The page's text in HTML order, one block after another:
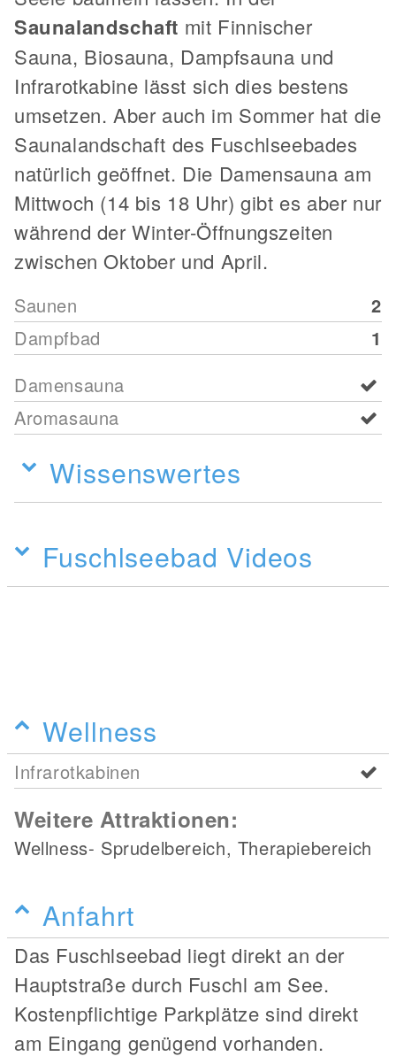
Saunalandschaft mit Finnischer
Sauna, Biosauna, Dampfsauna und
Infrarotkabine lässt sich dies bestens
umsetzen. Aber auch im Sommer hat die
Saunalandschaft des Fuschlseebades
natürlich geöffnet. Die Damensauna am
Mittwoch (14 bis 18 Uhr) gibt es aber nur
während der Winter-Öffnungszeiten
zwischen Oktober und April.
Saunen
2
Dampfbad
1
Damensauna
Aromasauna
Wissenswertes
Fuschlseebad Videos
Wellness
Infrarotkabinen
Weitere Attraktionen:
Wellness- Sprudelbereich, Therapiebereich
Anfahrt
Das Fuschlseebad liegt direkt an der
Hauptstraße durch Fuschl am See.
Kostenpflichtige Parkplätze sind direkt
am Eingang genügend vorhanden.